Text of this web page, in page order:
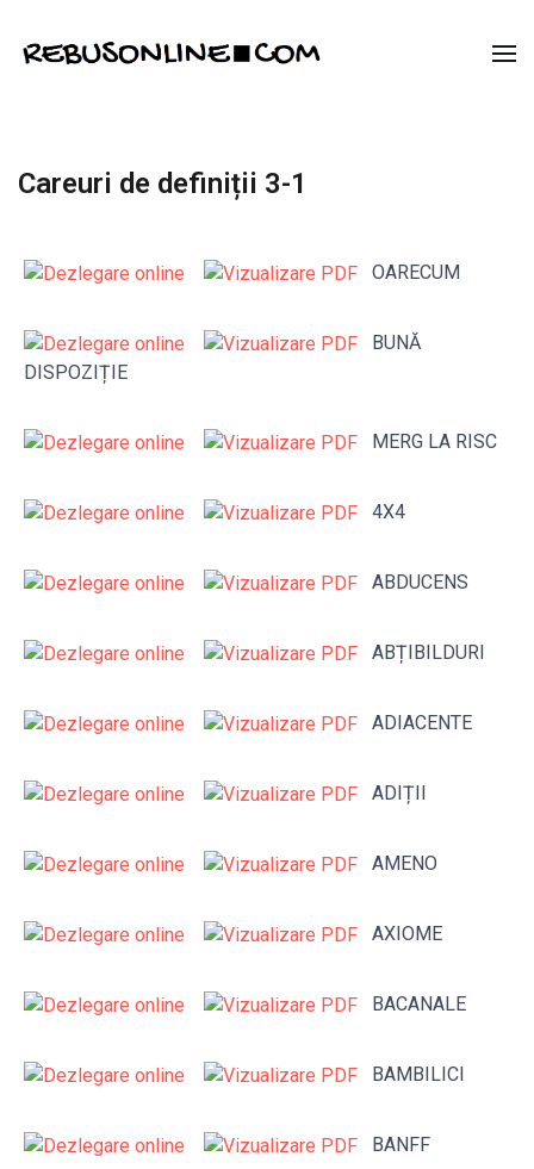
Careuri de definiții 3-1
OARECUM
BUNĂ
DISPOZIȚIE
MERG LA RISC
4X4
ABDUCENS
ABȚIBILDURI
ADIACENTE
ADIȚII
AMENO
AXIOME
BACANALE
BAMBILICI
BANFF